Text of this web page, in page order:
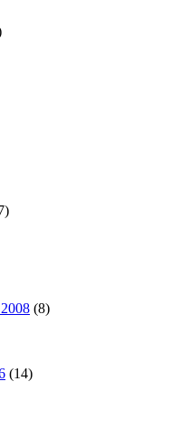
(8)
(14)